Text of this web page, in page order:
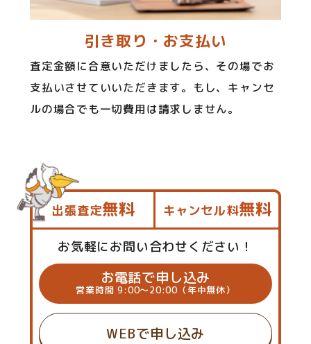
引き取り・お支払い
査定金額に合意いただけましたら、その場でお
支払いさせていいただきます。もし、キャンセ
ルの場合でも一切費用は請求しません。
出張査定無料 キャンセル料無料
お気軽にお問い合わせください！
お電話で申し込み
営業時間 9:00～20:00（年中無休）
WEBで申し込み